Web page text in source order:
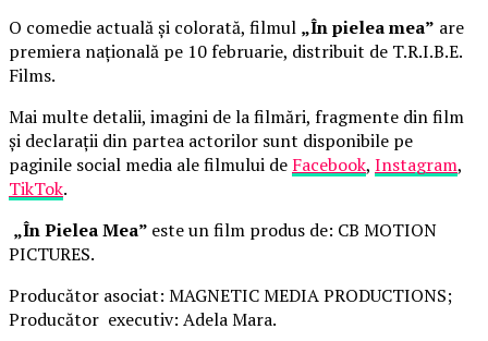
O comedie actuală și colorată, filmul „În pielea mea” are
premiera națională pe 10 februarie, distribuit de T.R.I.B.E.
Films.
Mai multe detalii, imagini de la filmări, fragmente din film
și declarații din partea actorilor sunt disponibile pe
paginile social media ale filmului de Facebook, Instagram,
TikTok.
„În Pielea Mea” este un film produs de: CB MOTION
PICTURES.
Producător asociat: MAGNETIC MEDIA PRODUCTIONS;
Producător executiv: Adela Mara.